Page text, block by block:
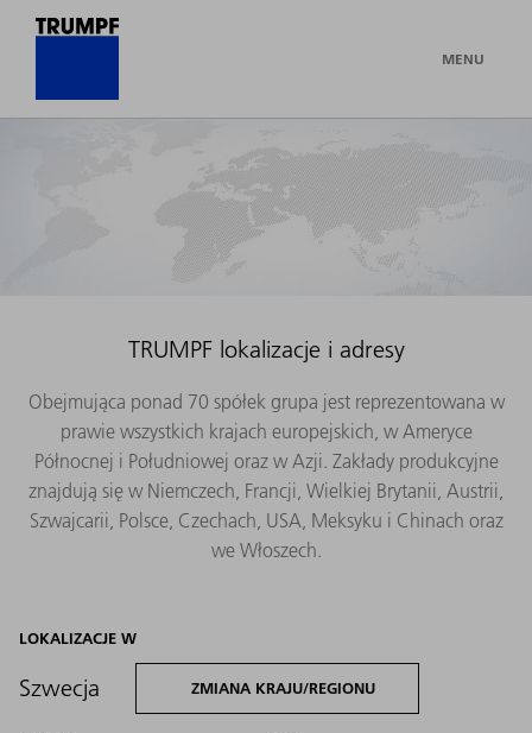
MENU
TRUMPF lokalizacje i adresy
Obejmująca ponad 70 spółek grupa jest reprezentowana w
prawie wszystkich krajach europejskich, w Ameryce
Północnej i Południowej oraz w Azji. Zakłady produkcyjne
znajdują się w Niemczech, Francji, Wielkiej Brytanii, Austrii,
Szwajcarii, Polsce, Czechach, USA, Meksyku i Chinach oraz
we Włoszech.
LOKALIZACJE W
Szwecja ZMIANA KRAJU/REGIONU